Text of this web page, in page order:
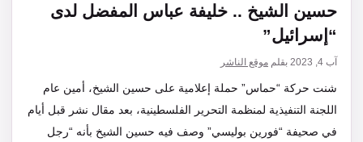
حسين الشيخ .. خليفة عباس المفضل لدى
“إسرائيل”
آب 4, 2023 بقلم موقع الناشر
شنت حركة “حماس” حملة إعلامية على حسين الشيخ، أمين عام
اللجنة التنفيذية لمنظمة التحرير الفلسطينية، بعد مقال نشر قبل أيام
في صحيفة “فورين بوليسي” وصف فيه حسين الشيخ بأنه “رجل